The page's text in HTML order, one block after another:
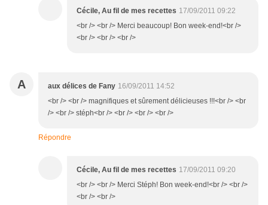
Cécile, Au fil de mes recettes 17/09/2011 09:22
<br /> <br /> Merci beaucoup! Bon week-end!<br />
<br /> <br /> <br />
A aux délices de Fany 16/09/2011 14:52
<br /> <br /> magnifiques et sûrement délicieuses !!!<br /> <br
/> <br /> stéph<br /> <br /> <br /> <br />
Répondre
Cécile, Au fil de mes recettes 17/09/2011 09:20
<br /> <br /> Merci Stéph! Bon week-end!<br /> <br />
<br /> <br />